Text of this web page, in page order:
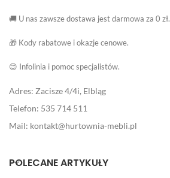
🚚 U nas zawsze dostawa jest darmowa za 0 zł.
🎁 Kody rabatowe i okazje cenowe.
😊 Infolinia i pomoc specjalistów.
Adres: Zacisze 4/4i, Elbląg
Telefon: 535 714 511
Mail: kontakt@hurtownia-mebli.pl
POLECANE ARTYKUŁY